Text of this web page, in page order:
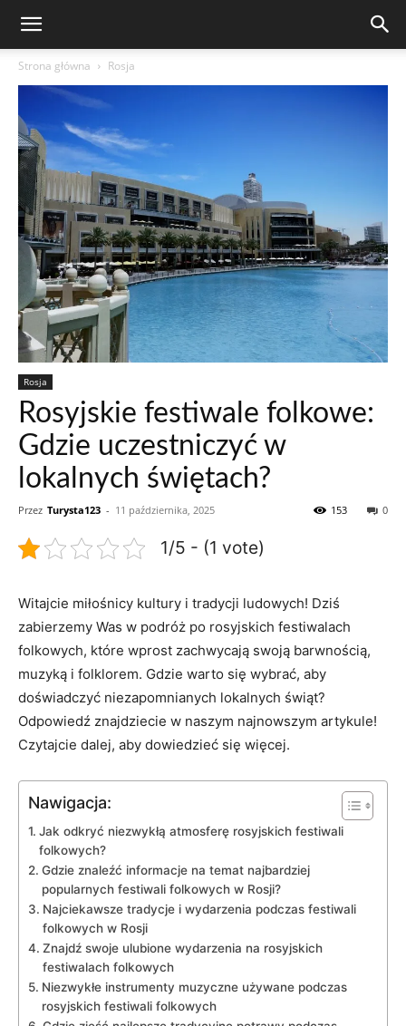
Strona główna Rosja
Rosja
Rosyjskie festiwale folkowe:
Gdzie uczestniczyć w
lokalnych świętach?
Przez Turysta123 - 11 października, 2025 0
153
1/5 - (1 vote)
Witajcie miłośnicy kultury i tradycji ludowych! Dziś
zabierzemy Was w ​podróż po rosyjskich festiwalach
folkowych, które​ wprost zachwycają‌ swoją barwnością,
muzyką​ i folklorem. Gdzie warto się wybrać, aby‌
doświadczyć niezapomnianych lokalnych świąt?
Odpowiedź ⁢znajdziecie w naszym⁤ najnowszym artykule!
Czytajcie dalej, aby⁢ dowiedzieć ‍się więcej.
Nawigacja:
Jak odkryć niezwykłą atmosferę rosyjskich festiwali
folkowych?
Gdzie⁣ znaleźć ​informacje na temat najbardziej⁣
popularnych festiwali folkowych w Rosji?
Najciekawsze tradycje i wydarzenia podczas festiwali
folkowych w Rosji
Znajdź swoje ulubione wydarzenia ‍na rosyjskich
festiwalach‍ folkowych
Niezwykłe instrumenty muzyczne‍ używane podczas
rosyjskich⁢ festiwali folkowych